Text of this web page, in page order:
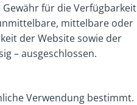
für die Verfügbarkeit
mittelbare oder
der Website sowie der
– ausgeschlossen.
Verwendung bestimmt.